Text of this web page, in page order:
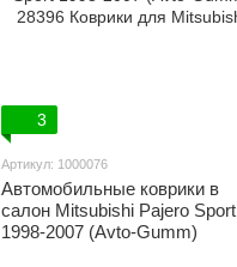
3
Артикул: 1000076
Автомобильные коврики в
салон Mitsubishi Pajero Sport
1998-2007 (Avto-Gumm)